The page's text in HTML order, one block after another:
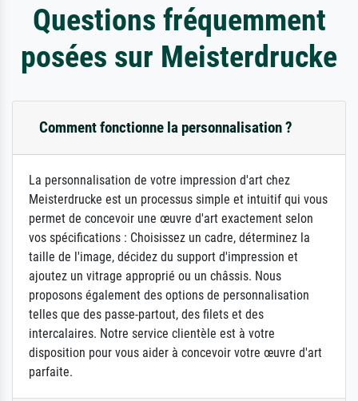
Questions fréquemment
posées sur Meisterdrucke
Comment fonctionne la personnalisation ?
La personnalisation de votre impression d'art chez
Meisterdrucke est un processus simple et intuitif qui vous
permet de concevoir une œuvre d'art exactement selon
vos spécifications : Choisissez un cadre, déterminez la
taille de l'image, décidez du support d'impression et
ajoutez un vitrage approprié ou un châssis. Nous
proposons également des options de personnalisation
telles que des passe-partout, des filets et des
intercalaires. Notre service clientèle est à votre
disposition pour vous aider à concevoir votre œuvre d'art
parfaite.